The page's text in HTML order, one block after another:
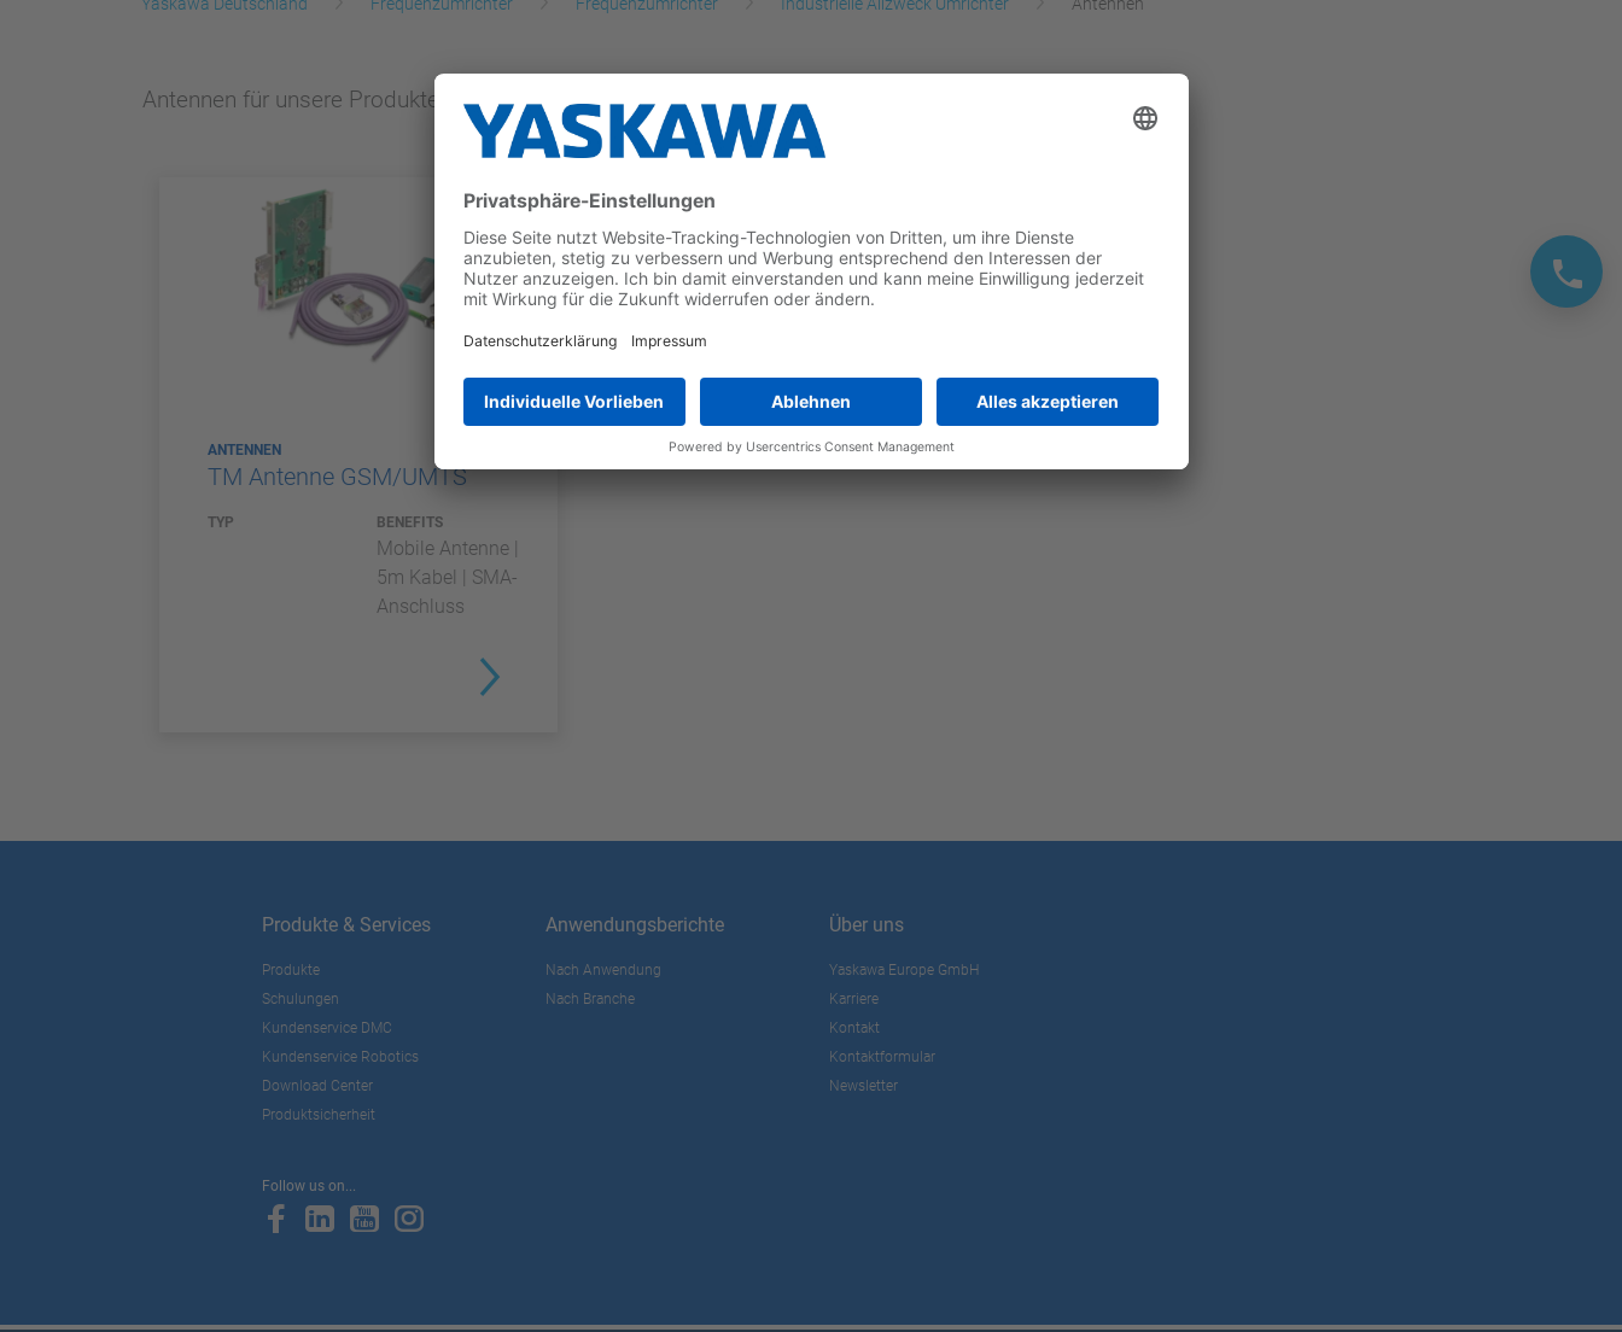
Antennen für unsere Produkte.
ANTENNEN
TM Antenne GSM/UMTS
TYP BENEFITS
Mobile Antenne |
5m Kabel | SMA-
Anschluss
Produkte & Services
Produkte
Schulungen
Kundenservice DMC
Kundenservice Robotics
Download Center
Produktsicherheit
Anwendungsberichte
Nach Anwendung
Nach Branche
Über uns
Yaskawa Europe GmbH
Karriere
Kontakt
Kontaktformular
Newsletter
Follow us on...